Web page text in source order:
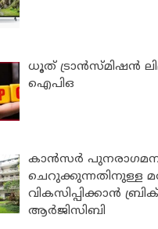
ധൂത് ട്രാൻസ്മിഷൻ
ഐപിഒ
കാന്‍സര്‍
ചെറുക്കുന്നതിനുള്ള
വികസിപ്പിക്കാന്‍
ആര്‍ജിസിബി